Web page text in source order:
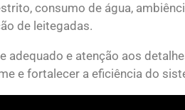
consumo de água,
de leitegadas.
e atenção aos
e fortalecer a eficiência do